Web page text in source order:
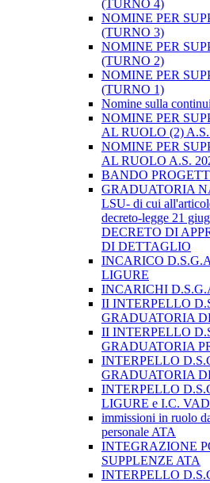
(TURNO 4)
NOMINE PER
(TURNO 3)
NOMINE PER
(TURNO 2)
NOMINE PER
(TURNO 1)
Nomine sulla
NOMINE PER
AL RUOLO (2) A.S.
NOMINE PER
AL RUOLO A.S.
BANDO
GRADUATORIA
LSU- di cui
decreto-legge 21
DECRETO DI
DI DETTAGLIO
INCARICO
LIGURE
INCARICHI
II INTERPELLO
GRADUATORIA
II INTERPELLO
GRADUATORIA
INTERPELLO
GRADUATORIA
INTERPELLO
LIGURE e I.C.
immissioni in ruolo
personale ATA
INTEGRAZIONE
SUPPLENZE ATA
INTERPELLO